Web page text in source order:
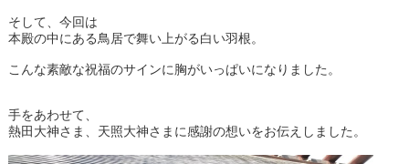
そして、今回は
本殿の中にある鳥居で舞い上がる白い羽根。
こんな素敵な祝福のサインに胸がいっぱいになりました。
手をあわせて、
熱田大神さま、天照大神さまに感謝の想いをお伝えしました。